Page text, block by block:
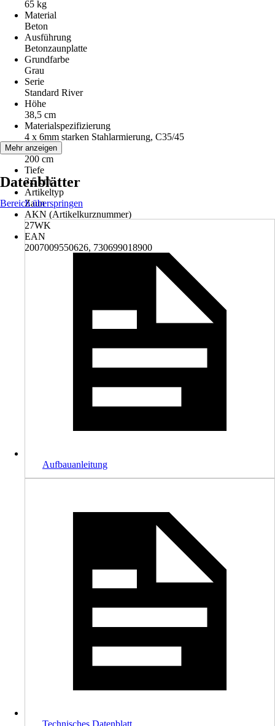
65 kg
Material
Beton
Ausführung
Betonzaunplatte
Grundfarbe
Grau
Serie
Standard River
Höhe
38,5 cm
Materialspezifizierung
4 x 6mm starken Stahlarmierung, C35/45
Breite
200 cm
Tiefe
3,5 cm
Artikeltyp
Zaun
AKN (Artikelkurznummer)
27WK
EAN
2007009550626, 730699018900
Mehr anzeigen
Datenblätter
Bereich überspringen
Aufbauanleitung
Technisches Datenblatt